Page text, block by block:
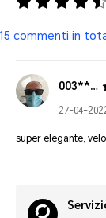
15 commenti in
003*******1497
27-04-
super elegante,